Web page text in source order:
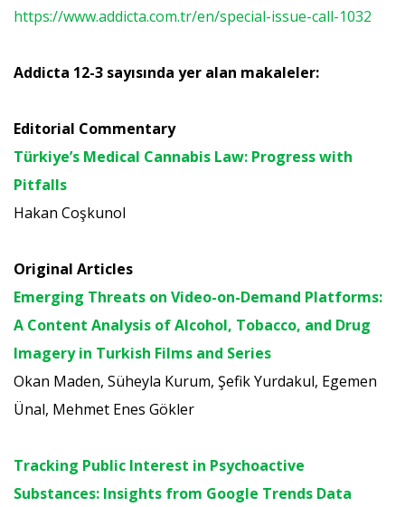
https://www.addicta.com.tr/en/special-issue-call-1032
Addicta 12-3 sayısında yer alan makaleler:
Editorial Commentary
Türkiye’s Medical Cannabis Law: Progress with
Pitfalls
Hakan Coşkunol
Original Articles
Emerging Threats on Video-on-Demand Platforms:
A Content Analysis of Alcohol, Tobacco, and Drug
Imagery in Turkish Films and Series
Okan Maden, Süheyla Kurum, Şefik Yurdakul, Egemen
Ünal, Mehmet Enes Gökler
Tracking Public Interest in Psychoactive
Substances: Insights from Google Trends Data